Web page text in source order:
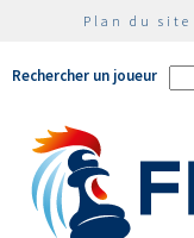
Plan du site
Rechercher un joueur